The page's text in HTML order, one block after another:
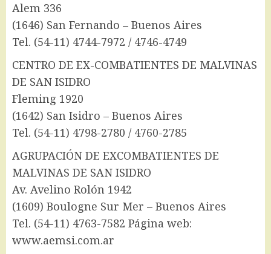
Alem 336
(1646) San Fernando – Buenos Aires
Tel. (54-11) 4744-7972 / 4746-4749
CENTRO DE EX-COMBATIENTES DE MALVINAS
DE SAN ISIDRO
Fleming 1920
(1642) San Isidro – Buenos Aires
Tel. (54-11) 4798-2780 / 4760-2785
AGRUPACIÓN DE EXCOMBATIENTES DE
MALVINAS DE SAN ISIDRO
Av. Avelino Rolón 1942
(1609) Boulogne Sur Mer – Buenos Aires
Tel. (54-11) 4763-7582 Página web:
www.aemsi.com.ar